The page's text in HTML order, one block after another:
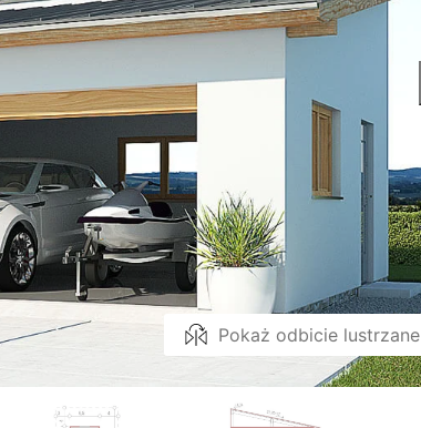
Pokaż odbicie lustrzane